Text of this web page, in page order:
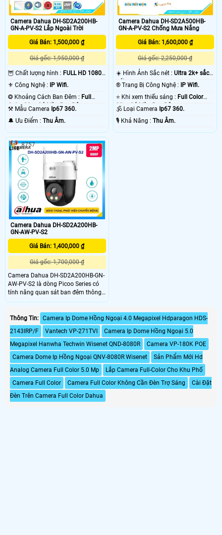
Camera Dahua DH-SD2A200HB-
GN-A-PV-S2 Lắp Ngoài Trời
Giá Bán: 1,500,000 ₫
Giá gốc: 1,950,000 ₫
🦉 Chất lượng hình : FULL HD 1080P
⚜️ Công Nghệ :
IP Wifi.
❂ Khoảng Cách Ban Đêm : Full
Color 30m Có Màu Ban Đêm.
⚒ Mẫu Camera Ip67 360.
️🔔 Ưu Điểm : Thu Âm.
Camera Dahua DH-SD2A500HB-
GN-A-PV-S2 Chống Mưa Nắng
Giá Bán: 1,600,000 ₫
Giá gốc: 2,250,000 ₫
☀️ Hình Ảnh Sắc nét :Ultra 2k+ sắc
nét .
®️ Trang Bị Công Nghệ :
IP Wifi.
⭐ Khi xem thiếu sáng : Full Color
30m Có Màu Ban Đêm.
🕉️ Loại Camera Ip67 360.
️🎙 Khả Năng :Thu Âm.
Camera Dahua DH-SD2A200HB-
GN-AW-PV-S2
Giá Bán: 1,400,000 ₫
Giá gốc: 1,700,000 ₫
Camera Dahua DH-SD2A200HB-GN-
AW-PV-S2 là dòng Picoo Series có
tính năng quan sát ban đêm thông
qua các đèn hồng ngoại thông minh
điều kiện ánh sáng yếu hoặc tối.
Camera Dahua DH-SD2A200HB-GN-
AW-PV-S2 được thiết kế để sử dụng
trong nhà và ngoài trời với khả năng
chống thời tiết, chống nước, bụi, chịu
được các điều kiện thời tiết khắc
nghiệt
8757
Thông Tin: Camera Ip Dome Hồng Ngoại 4.0 Megapixel Hdparagon HDS-
2143IRP/F
Vantech VP-271TVI
Camera Ip Dome Hồng Ngoại 5.0
Megapixel Hanwha Techwin Wisenet QND-8080R
Camera VP-180K POE
Camera Dome Ip Hồng Ngoại QNV-8080R Wisenet
Sản Phẩm Mới Hd
Analog Camera Full Color 5.0 Mp
Lắp Camera Full-Color Cho Khu Phố
Camera Full Color
Camera Full Color Không Cần Đèn Trợ Sáng
Cài Đặt
Đèn Trên Camera Full Color Dahua